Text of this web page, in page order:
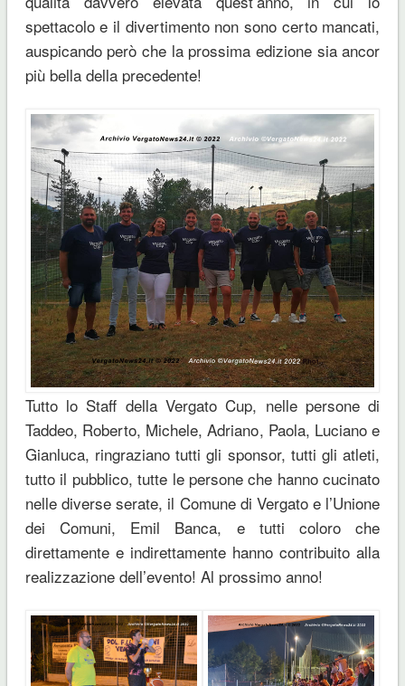
spettacolo e il divertimento non sono certo mancati,
auspicando però che la prossima edizione sia ancor
più bella della precedente!
Tutto lo Staff della Vergato Cup, nelle persone di
Taddeo, Roberto, Michele, Adriano, Paola, Luciano e
Gianluca, ringraziano tutti gli sponsor, tutti gli atleti,
tutto il pubblico, tutte le persone che hanno cucinato
nelle diverse serate, il Comune di Vergato e l’Unione
dei Comuni, Emil Banca, e tutti coloro che
direttamente e indirettamente hanno contribuito alla
realizzazione dell’evento! Al prossimo anno!